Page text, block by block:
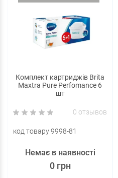
Комплект картриджів Brita
Maxtra Pure Perfomance 6
шт
0 отзывов
код товару 9998-81
0 грн
Немає в наявності